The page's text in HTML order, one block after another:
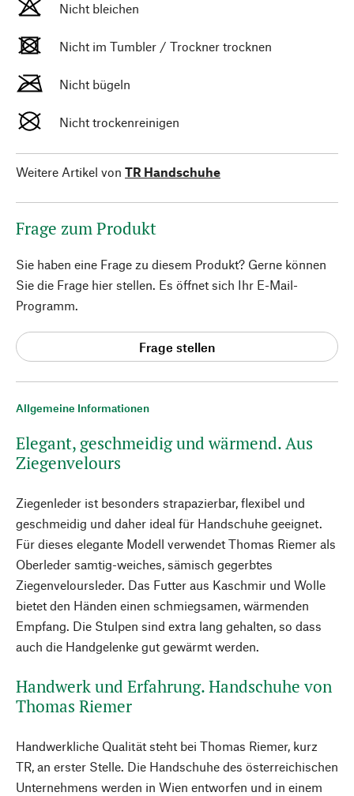
Allgemeine Informationen
Elegant, geschmeidig und wärmend. Aus
Ziegenvelours
Ziegenleder ist besonders strapazierbar, flexibel und
geschmeidig und daher ideal für Handschuhe geeignet.
Für dieses elegante Modell verwendet Thomas Riemer als
Oberleder samtig-weiches, sämisch gegerbtes
Ziegenveloursleder. Das Futter aus Kaschmir und Wolle
bietet den Händen einen schmiegsamen, wärmenden
Empfang. Die Stulpen sind extra lang gehalten, so dass
auch die Handgelenke gut gewärmt werden.
Handwerk und Erfahrung. Handschuhe von
Thomas Riemer
Handwerkliche Qualität steht bei Thomas Riemer, kurz
TR, an erster Stelle. Die Handschuhe des österreichischen
Unternehmens werden in Wien entworfen und in einem
Nicht bleichen
Nicht im Tumbler / Trockner trocknen
Nicht bügeln
Nicht trockenreinigen
Weitere Artikel von TR Handschuhe
Frage zum Produkt
Sie haben eine Frage zu diesem Produkt? Gerne können
Sie die Frage hier stellen. Es öffnet sich Ihr E-Mail-
Programm.
Frage stellen